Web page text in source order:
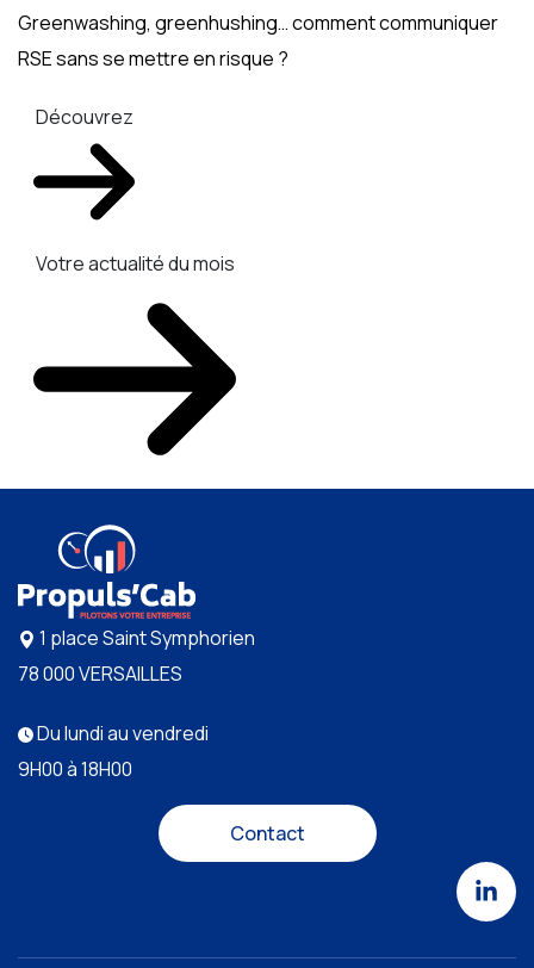
Greenwashing, greenhushing… comment communiquer
RSE sans se mettre en risque ?
Découvrez
Votre actualité du mois
1 place Saint Symphorien
78 000 VERSAILLES
Du lundi au vendredi
9H00 à 18H00
Contact